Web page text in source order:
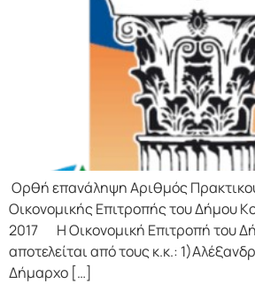
Ορθή επανάληψη Αριθμός
Οικονομικής Επιτρoπής τoυ Δήμoυ
2017 Η Οικονομική Επιτρoπή τoυ
απoτελείται από τoυς κ.κ.:
Δήμαρχo […]